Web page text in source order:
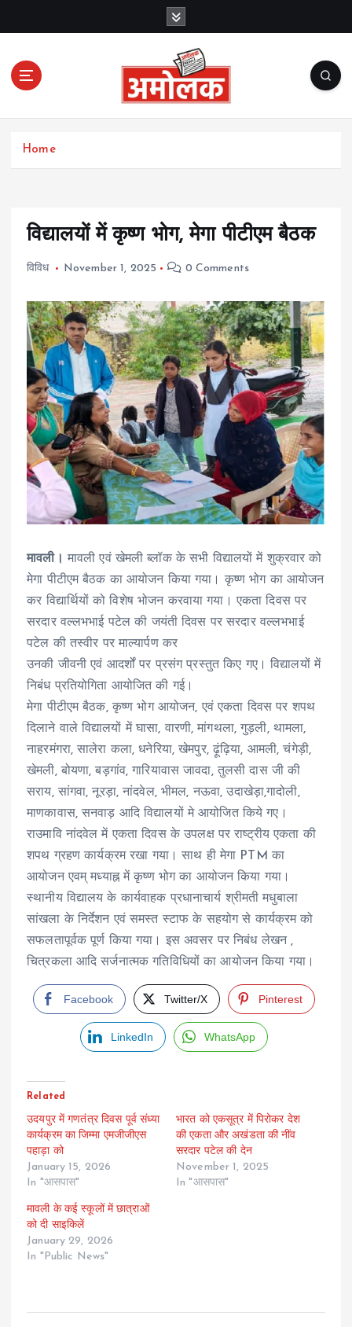
c
Amolak News
Home
विद्यालयों में कृष्ण भोग, मेगा पीटीएम बैठक
विविध November 1, 2025 0 Comments
मावली। मावली एवं खेमली ब्लॉक के सभी विद्यालयों में शुक्रवार को
मेगा पीटीएम बैठक का आयोजन किया गया। कृष्ण भोग का आयोजन
कर विद्यार्थियों को विशेष भोजन करवाया गया। एकता दिवस पर
सरदार वल्लभभाई पटेल की जयंती दिवस पर सरदार वल्लभभाई
पटेल की तस्वीर पर माल्यार्पण कर
उनकी जीवनी एवं आदर्शों पर प्रसंग प्रस्तुत किए गए। विद्यालयों में
निबंध प्रतियोगिता आयोजित की गई।
मेगा पीटीएम बैठक, कृष्ण भोग आयोजन, एवं एकता दिवस पर शपथ
दिलाने वाले विद्यालयों में घासा, वारणी, मांगथला, गुड़ली, थामला,
नाहरमंगरा, सालेरा कला, धनेरिया, खेमपुर, ढ़ूंढ़िया, आमली, चंगेड़ी,
खेमली, बोयणा, बड़गांव, गारियावास जावदा, तुलसी दास जी की
सराय, सांगवा, नूरड़ा, नांदवेल, भीमल, नऊवा, उदाखेड़ा,गादोली,
माणकावास, सनवाड़ आदि विद्यालयों मे आयोजित किये गए।
राउमावि नांदवेल में एकता दिवस के उपलक्ष पर राष्ट्रीय एकता की
शपथ ग्रहण कार्यक्रम रखा गया। साथ ही मेगा PTM का
आयोजन एवम् मध्याह्न में कृष्ण भोग का आयोजन किया गया।
स्थानीय विद्यालय के कार्यवाहक प्रधानाचार्य श्रीमती मधुबाला
सांखला के निर्देशन एवं समस्त स्टाफ के सहयोग से कार्यक्रम को
सफलतापूर्वक पूर्ण किया गया। इस अवसर पर निबंध लेखन ,
चित्रकला आदि सर्जनात्मक गतिविधियों का आयोजन किया गया।
Facebook Twitter/X Pinterest
LinkedIn WhatsApp
Related
उदयपुर में गणतंत्र दिवस पूर्व संध्या
कार्यक्रम का जिम्मा एमजीजीएस
पहाड़ा को
January 15, 2026
In "आसपास"
भारत को एकसूत्र में पिरोकर देश
की एकता और अखंडता की नींव
सरदार पटेल की देन
November 1, 2025
In "आसपास"
मावली के कई स्कूलों में छात्राओं
को दी साइकिलें
January 29, 2026
In "Public News"